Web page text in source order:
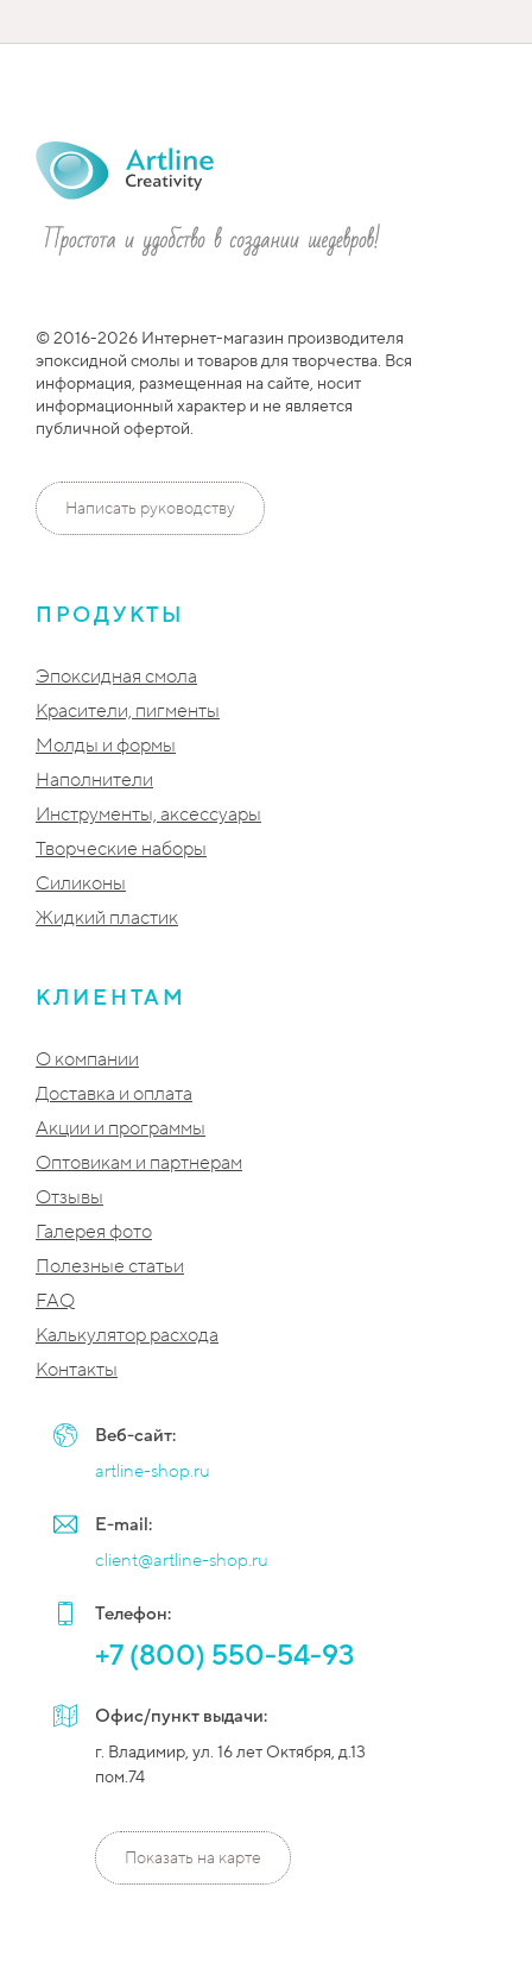
© 2016-2026 Интернет-магазин производителя
эпоксидной смолы и товаров для творчества. Вся
информация, размещенная на сайте, носит
информационный характер и не является
публичной офертой.
Написать руководству
ПРОДУКТЫ
Эпоксидная смола
Красители, пигменты
Молды и формы
Наполнители
Инструменты, аксессуары
Творческие наборы
Силиконы
Жидкий пластик
КЛИЕНТАМ
О компании
Доставка и оплата
Акции и программы
Оптовикам и партнерам
Отзывы
Галерея фото
Полезные статьи
FAQ
Калькулятор расхода
Контакты
Веб-сайт:
artline-shop.ru
E-mail:
client@artline-shop.ru
Телефон:
+7 (800) 550-54-93
Офис/пункт выдачи:
г. Владимир, ул. 16 лет Октября, д.13
пом.74
Показать на карте